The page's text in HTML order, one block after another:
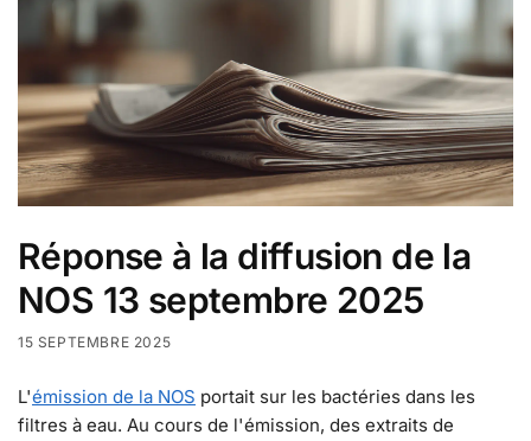
Réponse à la diffusion de la
NOS 13 septembre 2025
15 SEPTEMBRE 2025
L'émission de la NOS portait sur les bactéries dans les
filtres à eau. Au cours de l'émission, des extraits de